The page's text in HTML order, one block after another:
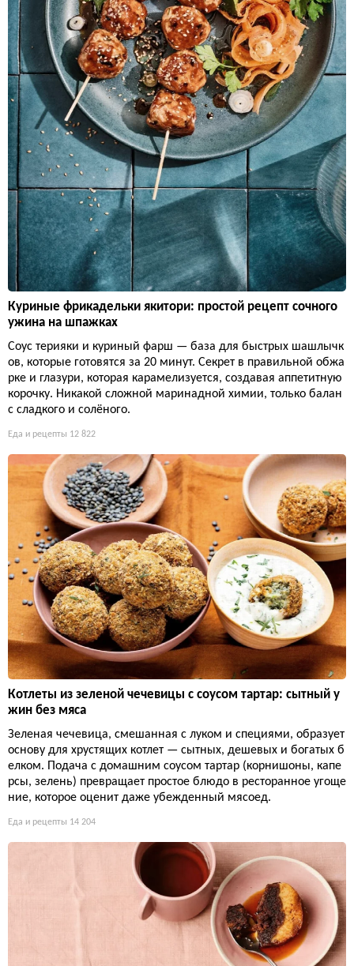
Куриные фрикадельки якитори: простой рецепт сочного
ужина на шпажках
Соус терияки и куриный фарш — база для быстрых шашлычк
ов, которые готовятся за 20 минут. Секрет в правильной обжа
рке и глазури, которая карамелизуется, создавая аппетитную
корочку. Никакой сложной маринадной химии, только балан
с сладкого и солёного.
Еда и рецепты 12 822
Котлеты из зеленой чечевицы с соусом тартар: сытный у
жин без мяса
Зеленая чечевица, смешанная с луком и специями, образует
основу для хрустящих котлет — сытных, дешевых и богатых б
елком. Подача с домашним соусом тартар (корнишоны, капе
рсы, зелень) превращает простое блюдо в ресторанное угоще
ние, которое оценит даже убежденный мясоед.
Еда и рецепты 14 204